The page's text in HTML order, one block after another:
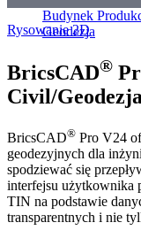
Budynek
Geodezja
Rysowanie 2D
BricsCAD®
Civil/Geodezja
BricsCAD® Pro V24
geodezyjnych dla
spodziewać się
interfejsu użytkownika
TIN na podstawie
transparentnych i nie